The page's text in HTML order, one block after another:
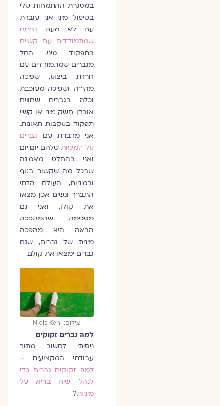
במסגרת ההתמחות שלי
בטיפול מיני אני עובדת
עם לא מעט
גברים
שמתמודדים עם קשיים
בתפקוד מיני. החל
מגברים שמתמודדים עם
חרדת ביצוע, שפיכה
מהירה ושפיכה מעוכבת
וכלה בגברים שחווים
אובדן חשק מיני או קשיי
תפקוד בעקבות תאונות.
אני מדברת עם
גברים
על המיניותשלהם יום יום
ואני בהחלט מאמינה
שבכל מה שקשור בגוף
ובמיניות, העולם הדתי
התברך ונשים אכן מצאו
את קולן, ואני גם
מסכימה שהמהפכה
הבאה היא מהפכה
מינית של גברים, שגם
גברים ימצאו את קולם.
צילום: Niels Kehl
למה גברים זקוקים
ניסיתי לחשוב מתוך
עבודתי המקצועית –
למה זקוקים גברים כדי
לנהל שיח בריא על
מיניות?